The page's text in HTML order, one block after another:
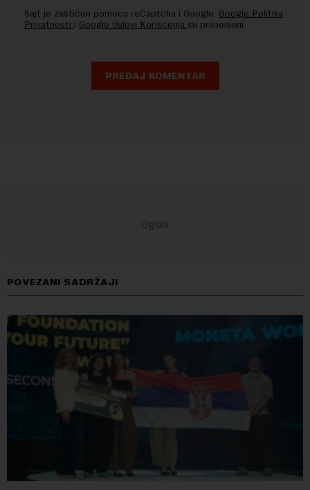
Sajt je zaštićen pomocu reCaptcha i Google. Google Politika
Privatnosti i Google Uslovi Korišćenja su primenjeni.
POVEZANI SADRŽAJI